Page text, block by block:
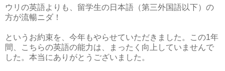
ウリの英語よりも、留学生の日本語（第三外国語以下）の
方が流暢ニダ！
というお約束を、今年もやらせていただきました。この1年
間、こちらの英語の能力は、まったく向上していませんで
した。本当にありがとうございました。